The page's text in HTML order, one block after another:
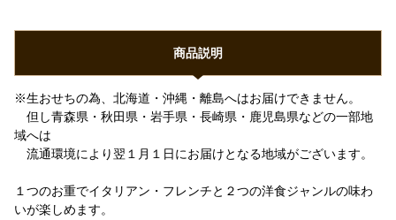
商品説明
※生おせちの為、北海道・沖縄・離島へはお届けできません。
但し青森県・秋田県・岩手県・長崎県・鹿児島県などの一部地
域へは
流通環境により翌１月１日にお届けとなる地域がございます。
１つのお重でイタリアン・フレンチと２つの洋食ジャンルの味わ
いが楽しめます。